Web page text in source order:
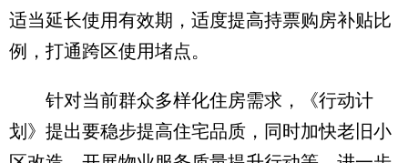
适当延长使用有效期，适度提高持票购房补贴比
例，打通跨区使用堵点。
针对当前群众多样化住房需求，《行动计
划》提出要稳步提高住宅品质，同时加快老旧小